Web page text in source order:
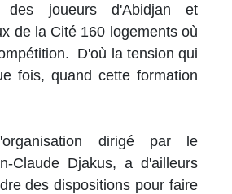
des joueurs d'Abidjan et
de la Cité 160 logements où
D'où la tension qui
fois, quand cette formation
dirigé par le
Claude Djakus, a d'ailleurs
des dispositions pour faire